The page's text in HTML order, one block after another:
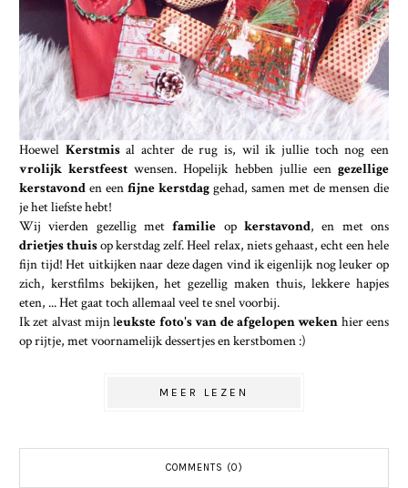
Hoewel Kerstmisal achter de rug is, wil ik jullie toch nog een
vrolijk kerstfeest wensen. Hopelijk hebben jullie eengezellige
kerstavond en een fijne kerstdag gehad, samen met de mensen die
je het liefste hebt!
Wij vierden gezellig metfamilie opkerstavond, en met ons
drietjes thuisop kerstdag zelf. Heel relax, niets gehaast, echt een hele
fijn tijd! Het uitkijken naar deze dagen vind ik eigenlijk nog leuker op
zich, kerstfilms bekijken, het gezellig maken thuis, lekkere hapjes
eten, ... Het gaat toch allemaal veel te snel voorbij.
Ik zet alvast mijn leukste foto's van de afgelopen weken hier eens
op rijtje, met voornamelijk dessertjes en kerstbomen :)
MEER LEZEN
COMMENTS (0)